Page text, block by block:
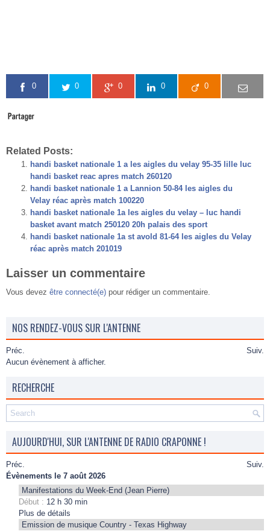
0 0 0 0 0
Related Posts:
handi basket nationale 1 a les aigles du velay 95-35 lille luc
handi basket reac apres match 260120
handi basket nationale 1 a Lannion 50-84 les aigles du
Velay réac après match 100220
handi basket nationale 1a les aigles du velay – luc handi
basket avant match 250120 20h palais des sport
handi basket nationale 1a st avold 81-64 les aigles du Velay
réac après match 201019
Laisser un commentaire
Vous devez être connecté(e) pour rédiger un commentaire.
NOS RENDEZ-VOUS SUR L'ANTENNE
Préc.
Suiv.
Aucun évènement à afficher.
RECHERCHE
AUJOURD'HUI, SUR L'ANTENNE DE RADIO CRAPONNE !
Préc.
Suiv.
Évènements le 7 août 2026
Manifestations du Week-End (Jean Pierre)
Début : 12 h 30 min
Plus de détails
Emission de musique Country - Texas Highway